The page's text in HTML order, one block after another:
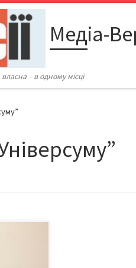
Медіа-
власна – в одному місці